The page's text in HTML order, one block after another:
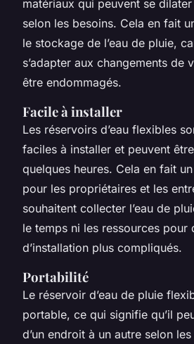
matériaux qui peuvent se
selon les besoins. Cela en fait
le stockage de l’eau de pluie,
s’adapter aux changements de
être endommagés.
Facile à installer
Les réservoirs d’eau flexibles
faciles à installer et peuvent
quelques heures. Cela en fait
pour les propriétaires et les
souhaitent collecter l’eau de
le temps ni les ressources pour
d’installation plus compliqués.
Portabilité
Le réservoir d’eau de pluie
portable, ce qui signifie qu’il
d’un endroit à un autre selon